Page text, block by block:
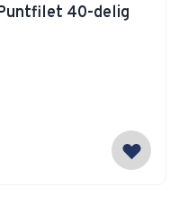
40-delig